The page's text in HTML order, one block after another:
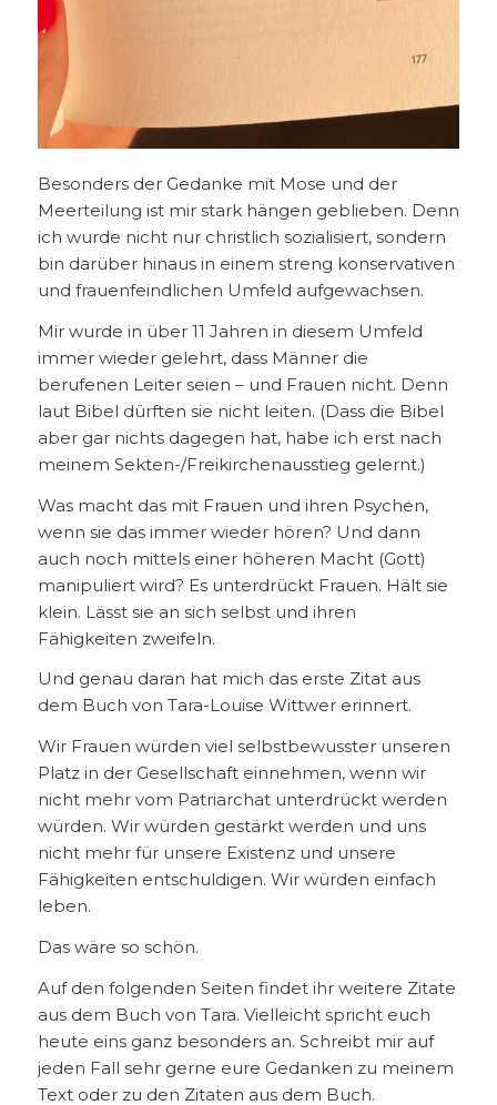
Besonders der Gedanke mit Mose und der
Meerteilung ist mir stark hängen geblieben. Denn
ich wurde nicht nur christlich sozialisiert, sondern
bin darüber hinaus in einem streng konservativen
und frauenfeindlichen Umfeld aufgewachsen.
Mir wurde in über 11 Jahren in diesem Umfeld
immer wieder gelehrt, dass Männer die
berufenen Leiter seien – und Frauen nicht. Denn
laut Bibel dürften sie nicht leiten. (Dass die Bibel
aber gar nichts dagegen hat, habe ich erst nach
meinem Sekten-/Freikirchenausstieg gelernt.)
Was macht das mit Frauen und ihren Psychen,
wenn sie das immer wieder hören? Und dann
auch noch mittels einer höheren Macht (Gott)
manipuliert wird? Es unterdrückt Frauen. Hält sie
klein. Lässt sie an sich selbst und ihren
Fähigkeiten zweifeln.
Und genau daran hat mich das erste Zitat aus
dem Buch von Tara-Louise Wittwer erinnert.
Wir Frauen würden viel selbstbewusster unseren
Platz in der Gesellschaft einnehmen, wenn wir
nicht mehr vom Patriarchat unterdrückt werden
würden. Wir würden gestärkt werden und uns
nicht mehr für unsere Existenz und unsere
Fähigkeiten entschuldigen. Wir würden einfach
leben.
Das wäre so schön.
Auf den folgenden Seiten findet ihr weitere Zitate
aus dem Buch von Tara. Vielleicht spricht euch
heute eins ganz besonders an. Schreibt mir auf
jeden Fall sehr gerne eure Gedanken zu meinem
Text oder zu den Zitaten aus dem Buch.